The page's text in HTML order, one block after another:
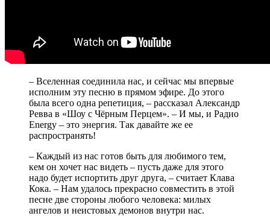
– Вселенная соединила нас, и сейчас мы впервые
исполним эту песню в прямом эфире. До этого
была всего одна репетиция, – рассказал Александр
Ревва в «Шоу с Чёрным Перцем». – И мы, и Радио
Energy – это энергия. Так давайте же ее
распространять!
– Каждый из нас готов быть для любимого тем,
кем он хочет нас видеть – пусть даже для этого
надо будет испортить друг друга, – считает Клава
Кока. – Нам удалось прекрасно совместить в этой
песне две стороны любого человека: милых
ангелов и неистовых демонов внутри нас.